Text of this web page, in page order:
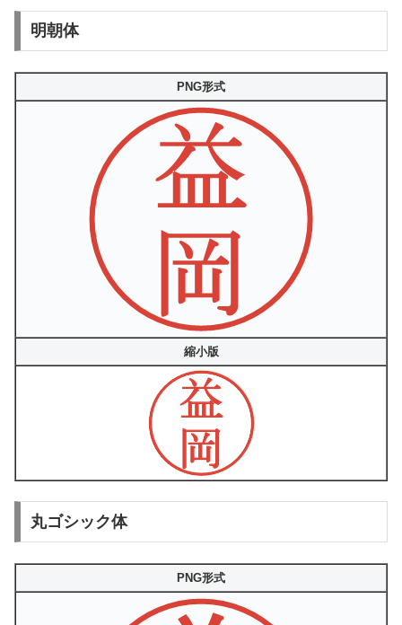
明朝体
PNG形式
縮小版
丸ゴシック体
PNG形式